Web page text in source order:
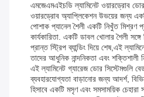
এমজেএমএইচডি ল্যামিনেট ওয়ারড্রোব
ওয়ারড্রোব অ্যাপ্লিকেশন উভয়ের জন্য
পোশাক প্যানেল শৈলী একটি নিখুঁত মিশ্রণ
কার্যকারিতা. একটি ডাবল খোলার শৈলী
প্রান্ত স্ট্রিপ ব্যান্ডিং দিয়ে শেষ,এই
তাদের আধুনিক নান্দনিকতা এবং শক্তিশালী
এই ল্যামিনেট গ্যারেজ ডোর সিস্টেমগুলি
ব্যবহারযোগ্যতা বাড়ানোর জন্য আদর্শ,
হিসাবে একটি মসৃণ এবং সমসাময়িক